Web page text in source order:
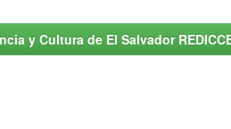
y Cultura de El Salvador